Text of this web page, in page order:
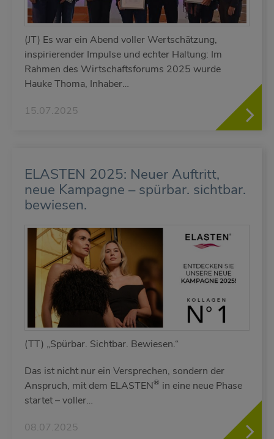
(JT) Es war ein Abend voller Wertschätzung,
inspirierender Impulse und echter Haltung: Im
Rahmen des Wirtschaftsforums 2025 wurde
Hauke Thoma, Inhaber…
15.07.2025
ELASTEN 2025: Neuer Auftritt,
neue Kampagne – spürbar. sichtbar.
bewiesen.
(TT) „Spürbar. Sichtbar. Bewiesen.“
Das ist nicht nur ein Versprechen, sondern der
Anspruch, mit dem ELASTEN® in eine neue Phase
startet – voller…
08.07.2025